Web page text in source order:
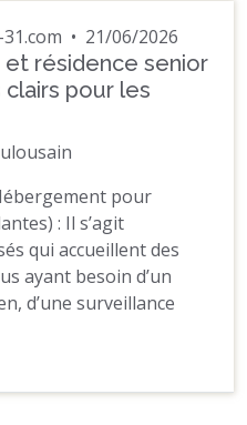
• 21/06/2026
et résidence senior
pour les
pour
: Il s’agit
qui accueillent des
ayant besoin d’un
d’une surveillance